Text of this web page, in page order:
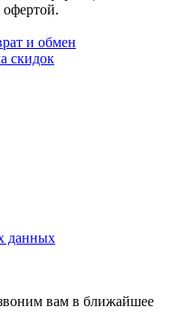
офертой.
и обмен
скидок
данных
вам в ближайшее